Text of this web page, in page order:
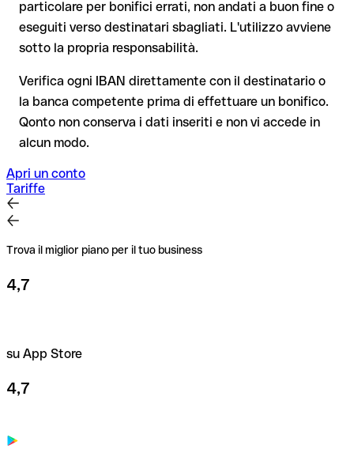
importi elevati. L'esistenza di un conto può essere verificata
esclusivamente da Abu Dhabi Commercial Bank stessa o
beneficiario. Se i dati non coincidono, ricevi un avviso che ti
consente di individuare l'errore prima di procedere. Questo
controllo non blocca il pagamento, la decisione finale resta
Consiglio: verifica ogni IBAN prima di un bonifico con il nostro
per importi elevati o nuovi rapporti commerciali.
particolare per bonifici errati, non andati a buon fine o
eseguiti verso destinatari sbagliati. L'utilizzo avviene
sotto la propria responsabilità.
Verifica ogni IBAN direttamente con il destinatario o
la banca competente prima di effettuare un bonifico.
Qonto non conserva i dati inseriti e non vi accede in
alcun modo.
Apri un conto
Tariffe
Trova il miglior piano per il tuo business
4,7
su App Store
4,7